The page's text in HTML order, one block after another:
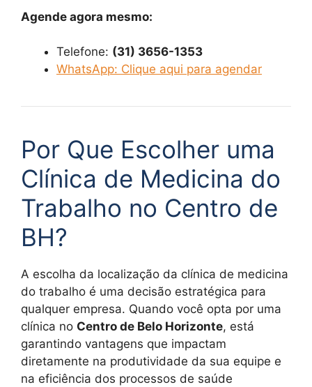
Agende agora mesmo:
Telefone: (31) 3656-1353
WhatsApp: Clique aqui para agendar
Por Que Escolher uma
Clínica de Medicina do
Trabalho no Centro de
BH?
A escolha da localização da clínica de medicina
do trabalho é uma decisão estratégica para
qualquer empresa. Quando você opta por uma
clínica no Centro de Belo Horizonte, está
garantindo vantagens que impactam
diretamente na produtividade da sua equipe e
na eficiência dos processos de saúde